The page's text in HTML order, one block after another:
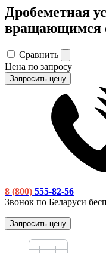
Дробеметная
вращающимся
Сравнить
Цена по запросу
Запросить цену
8 (800) 555-82-56
Звонок по Беларуси
Запросить цену